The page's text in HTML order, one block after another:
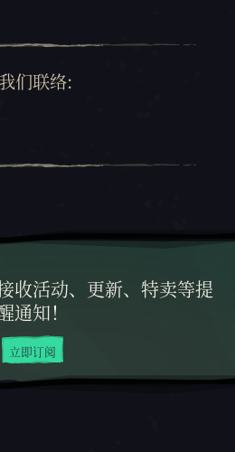
们联络:
收活动、更新、特卖等提
通知！
立即订阅